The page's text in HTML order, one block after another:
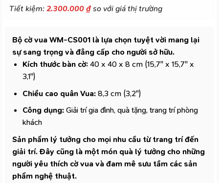
Tiết kiệm:2.300.000₫so với giá thị trường
Bộ cờ vua WM-CS001 là lựa chọn tuyệt vời mang lại
sự sang trọng và đẳng cấp cho người sở hữu.
Kích thước bàn cờ:40 x 40 x 8 cm (15,7″ x 15,7″ x
3,1″)
Chiều cao quân Vua:8,3 cm (3,2″)
Công dụng:Giải trí gia đình, quà tặng, trang trí phòng
khách
Sản phẩm lý tưởng cho mọi nhu cầu từ trang trí đến
giải trí. Đây cũng là một món quà lý tưởng cho những
người yêu thích cờ vua và đam mê sưu tầm các sản
phẩm nghệ thuật.